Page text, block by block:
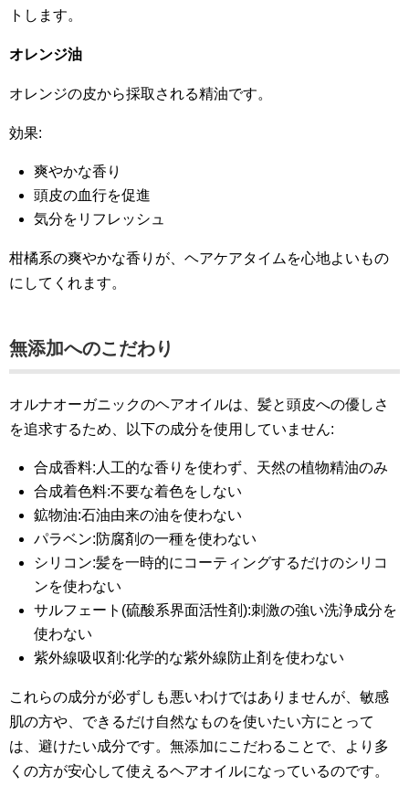
トします。
オレンジ油
オレンジの皮から採取される精油です。
効果:
爽やかな香り
頭皮の血行を促進
気分をリフレッシュ
柑橘系の爽やかな香りが、ヘアケアタイムを心地よいもの
にしてくれます。
無添加へのこだわり
オルナオーガニックのヘアオイルは、髪と頭皮への優しさ
を追求するため、以下の成分を使用していません:
合成香料:人工的な香りを使わず、天然の植物精油のみ
合成着色料:不要な着色をしない
鉱物油:石油由来の油を使わない
パラベン:防腐剤の一種を使わない
シリコン:髪を一時的にコーティングするだけのシリコ
ンを使わない
サルフェート(硫酸系界面活性剤):刺激の強い洗浄成分を
使わない
紫外線吸収剤:化学的な紫外線防止剤を使わない
これらの成分が必ずしも悪いわけではありませんが、敏感
肌の方や、できるだけ自然なものを使いたい方にとって
は、避けたい成分です。無添加にこだわることで、より多
くの方が安心して使えるヘアオイルになっているのです。